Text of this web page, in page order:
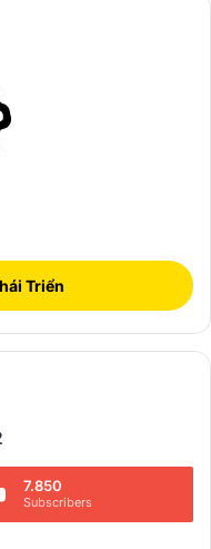
Triển
7.850
Subscribers